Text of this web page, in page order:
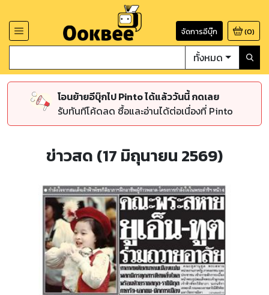
จัดการอีบุ๊ก (0)
ทั้งหมด
โอนย้ายอีบุ๊กไป Pinto ได้แล้ววันนี้ กดเลย
รับทันทีโค้ดลด ซื้อและอ่านได้ต่อเนื่องที่ Pinto
ข่าวสด (17 มิถุนายน 2569)